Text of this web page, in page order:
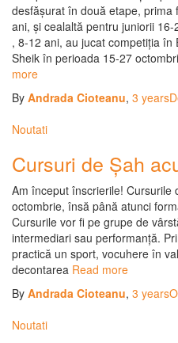
desfășurat în două etape, prima
ani, și cealaltă pentru juniorii
, 8-12 ani, au jucat competiția în
Sheik în perioada 15-27
more
By Andrada Cioteanu, 3 years
Noutati
Cursuri de Șah
Am început înscrierile! Cursurile
octombrie, însă până atunci
Cursurile vor fi pe grupe de
intermediari sau performanță.
practică un sport, vocuhere în
decontarea Read more
By Andrada Cioteanu, 3 years
Noutati